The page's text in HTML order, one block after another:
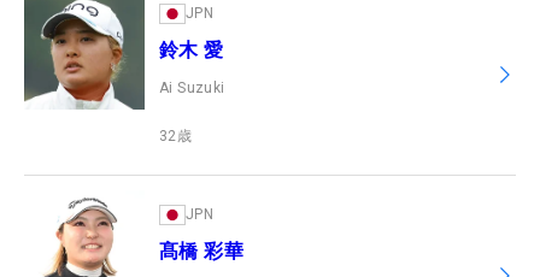
JPN
鈴木 愛
Ai Suzuki
32歳
JPN
髙橋 彩華